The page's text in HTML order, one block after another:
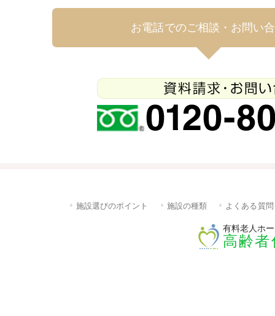
お電話でのご相談・お問い
施設選びのポイント 施設の種類 よくある質問
有料老人ホ
高齢